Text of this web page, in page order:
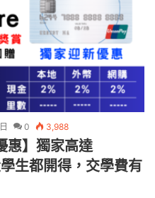
0 3,988
惠】獨家高達
生都開得，交學費有